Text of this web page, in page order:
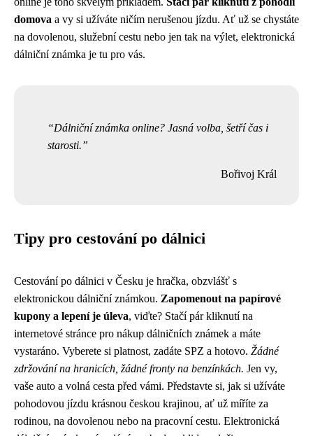
domova a vy si užíváte ničím nerušenou jízdu. Ať už se chystáte
na dovolenou, služební cestu nebo jen tak na výlet, elektronická
dálniční známka je tu pro vás.
Dálniční známka online? Jasná volba, šetří čas i
starosti.
Bořivoj Král
Tipy pro cestování po dálnici
Cestování po dálnici v Česku je hračka, obzvlášť s
elektronickou dálniční známkou. Zapomenout na papírové
kupony a lepení je úleva, viďte? Stačí pár kliknutí na
internetové stránce pro nákup dálničních známek a máte
vystaráno. Vyberete si platnost, zadáte SPZ a hotovo. Žádné
zdržování na hranicích, žádné fronty na benzínkách. Jen vy,
vaše auto a volná cesta před vámi. Představte si, jak si užíváte
pohodovou jízdu krásnou českou krajinou, ať už míříte za
rodinou, na dovolenou nebo na pracovní cestu. Elektronická